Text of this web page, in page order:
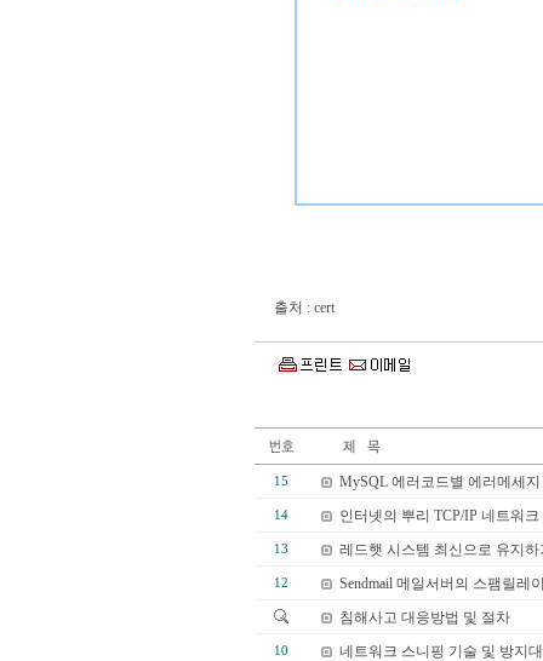
출처 : cert
15 MySQL 에러코드별 에러메세
14 인터넷의 뿌리 TCP/IP 네트워
13 레드햇 시스템 최신으로 유지하
12
Sendmail 메일서버의 스팸릴레
침해사고 대응방법 및 절차
10 네트워크 스니핑 기술 및 방지